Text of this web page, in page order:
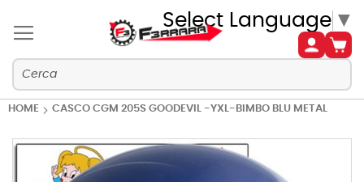
Select Language ▼
HOME CASCO CGM 205S GOODEVIL -YXL-BIMBO BLU METAL
Vai